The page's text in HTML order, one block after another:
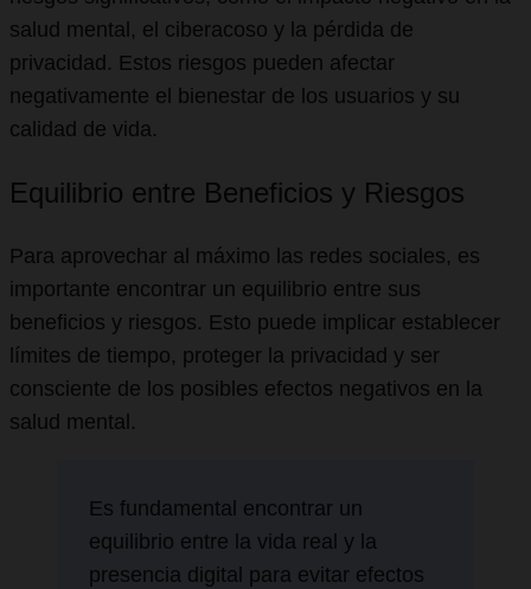
salud mental, el ciberacoso y la pérdida de
privacidad. Estos riesgos pueden afectar
negativamente el bienestar de los usuarios y su
calidad de vida.
Equilibrio entre Beneficios y Riesgos
Para aprovechar al máximo las redes sociales, es
importante encontrar un equilibrio entre sus
beneficios y riesgos. Esto puede implicar establecer
límites de tiempo, proteger la privacidad y ser
consciente de los posibles efectos negativos en la
salud mental.
Es fundamental encontrar un
equilibrio entre la vida real y la
presencia digital para evitar efectos